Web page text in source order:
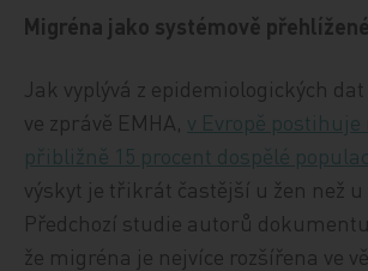
Migréna jako systémově
Jak vyplývá z epidemiologických
ve zprávě EMHA, v Evropě
přibližně 15 procent dospělé
výskyt je třikrát častější u žen než u
Předchozí studie autorů
že migréna je nejvíce rozšířena ve